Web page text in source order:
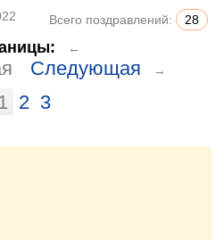
Всего поздравлений: 28
←
Следующая →
2 3